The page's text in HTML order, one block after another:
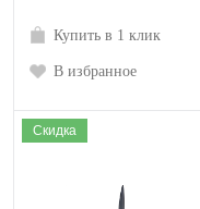
Купить в 1 клик
В избранное
Скидка